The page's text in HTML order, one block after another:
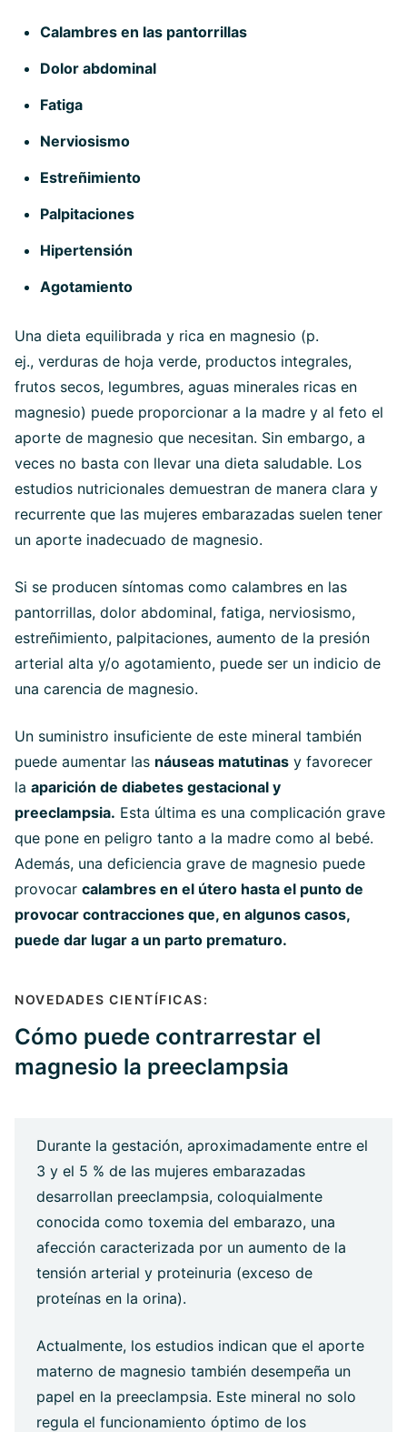
Calambres en las pantorrillas
Dolor abdominal
Fatiga
Nerviosismo
Estreñimiento
Palpitaciones
Hipertensión
Agotamiento
Una dieta equilibrada y rica en magnesio (p.
ej., verduras de hoja verde, productos integrales,
frutos secos, legumbres, aguas minerales ricas en
magnesio) puede proporcionar a la madre y al feto el
aporte de magnesio que necesitan. Sin embargo, a
veces no basta con llevar una dieta saludable. Los
estudios nutricionales demuestran de manera clara y
recurrente que las mujeres embarazadas suelen tener
un aporte inadecuado de magnesio.
Si se producen síntomas como calambres en las
pantorrillas, dolor abdominal, fatiga, nerviosismo,
estreñimiento, palpitaciones, aumento de la presión
arterial alta y/o agotamiento, puede ser un indicio de
una carencia de magnesio.
Un suministro insuficiente de este mineral también
puede aumentar las náuseas matutinas y favorecer
la aparición de diabetes gestacional y
preeclampsia. Esta última es una complicación grave
que pone en peligro tanto a la madre como al bebé.
Además, una deficiencia grave de magnesio puede
provocar calambres en el útero hasta el punto de
provocar contracciones que, en algunos casos,
puede dar lugar a un parto prematuro.
NOVEDADES CIENTÍFICAS:
Cómo puede contrarrestar el
magnesio la preeclampsia
Durante la gestación, aproximadamente entre el
3 y el 5 % de las mujeres embarazadas
desarrollan preeclampsia, coloquialmente
conocida como toxemia del embarazo, una
afección caracterizada por un aumento de la
tensión arterial y proteinuria (exceso de
proteínas en la orina).
Actualmente, los estudios indican que el aporte
materno de magnesio también desempeña un
papel en la preeclampsia. Este mineral no solo
regula el funcionamiento óptimo de los